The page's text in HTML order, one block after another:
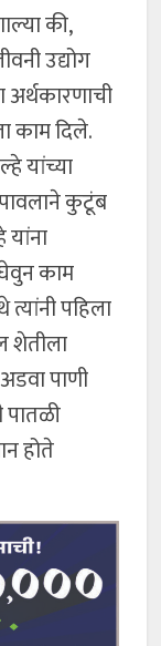
की,
उद्योग
काम दिले.
यांच्या
कुटूंब
काम
पहिला
शेतीला
पाणी
पातळी
होते